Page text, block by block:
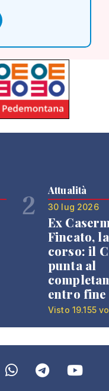
2 Attualità
30 lug 2026
Ex
Fincato,
corso: il
punta al
entro fine
Visto 19.155